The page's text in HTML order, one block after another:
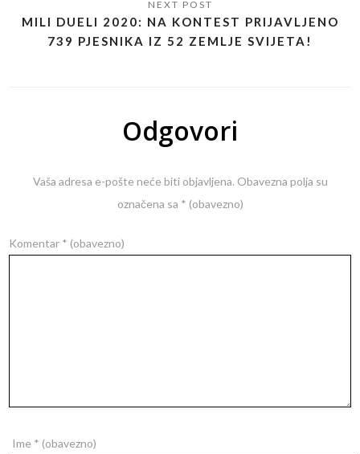
MILI DUELI 2020: NA KONTEST PRIJAVLJENO
739 PJESNIKA IZ 52 ZEMLJE SVIJETA!
Odgovori
Vaša adresa e-pošte neće biti objavljena. Obavezna polja su
označena sa * (obavezno)
Komentar * (obavezno)
Ime * (obavezno)